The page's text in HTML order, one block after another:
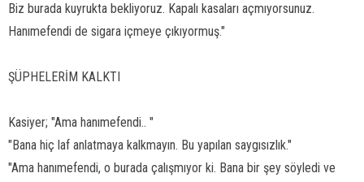
Biz burada kuyrukta bekliyoruz. Kapalı kasaları açmıyorsunuz.
Hanımefendi de sigara içmeye çıkıyormuş."
ŞÜPHELERİM KALKTI
Kasiyer; "Ama hanımefendi.. "
"Bana hiç laf anlatmaya kalkmayın. Bu yapılan saygısızlık."
"Ama hanımefendi, o burada çalışmıyor ki. Bana bir şey söyledi ve